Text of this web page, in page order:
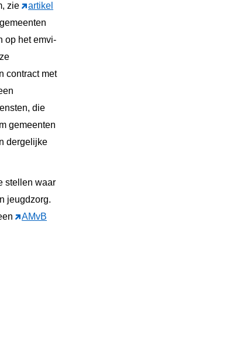
zie
artikel
op het emvi-
contract met
die
gemeenten
dergelijke
stellen waar
jeugdzorg.
AMvB